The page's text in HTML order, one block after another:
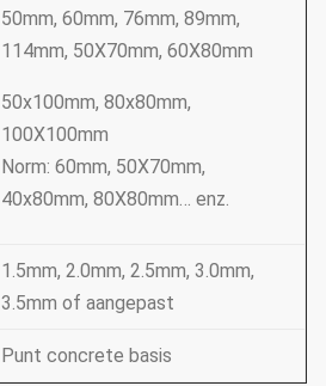
50mm, 60mm, 76mm, 89mm,
114mm, 50X70mm, 60X80mm
50x100mm, 80x80mm,
100X100mm
Norm: 60mm, 50X70mm,
40x80mm, 80X80mm… enz.
1.5mm, 2.0mm, 2.5mm, 3.0mm,
3.5mm of aangepast
Punt concrete basis